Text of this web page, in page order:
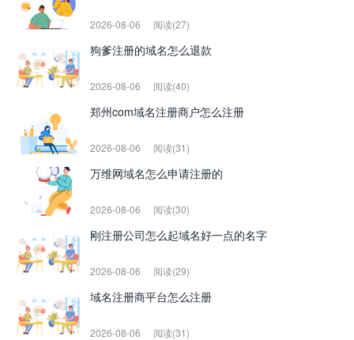
2026-08-06 阅读(27)
狗爹注册的域名怎么退款
2026-08-06 阅读(40)
郑州com域名注册商户怎么注册
2026-08-06 阅读(31)
万维网域名怎么申请注册的
2026-08-06 阅读(30)
刚注册公司怎么起域名好一点的名字
2026-08-06 阅读(29)
域名注册商平台怎么注册
2026-08-06 阅读(31)